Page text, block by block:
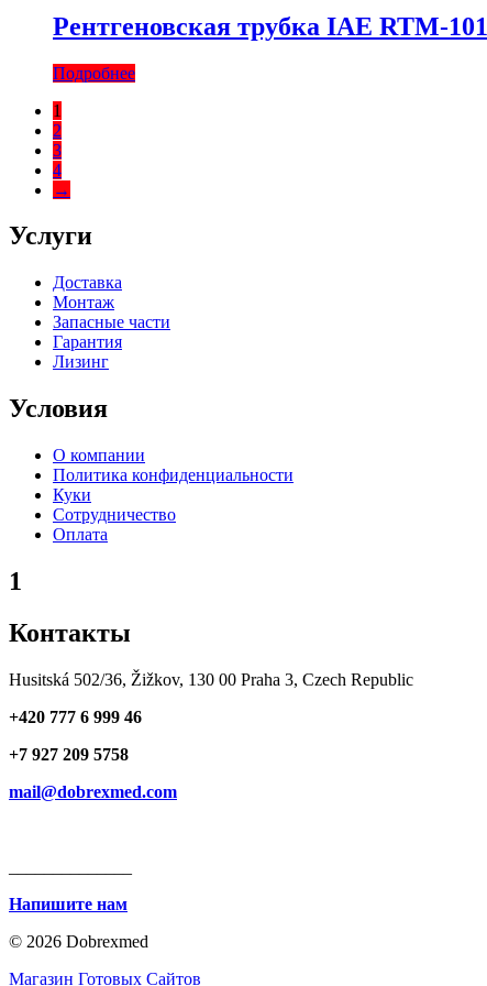
Рентгеновская трубка IAE RTM-101
Подробнее
1
2
3
4
→
Услуги
Доставка
Монтаж
Запасные части
Гарантия
Лизинг
Условия
О компании
Политика конфиденциальности
Куки
Сотрудничество
Оплата
1
Контакты
Husitská 502/36, Žižkov, 130 00 Praha 3, Czech Republic
+420 777 6 999 46
+7 927 209 5758
mail@dobrexmed.com
Напишите нам
© 2026 Dobrexmed
Магазин Готовых Сайтов